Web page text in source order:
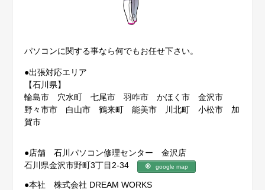
パソコンに関する事なら何でもお任せ下さい。
●出張対応エリア
【石川県】
輪島市 穴水町 七尾市 羽咋市 かほく市 金沢市
野々市市 白山市 鶴来町 能美市 川北町 小松市 加
賀市
●店舗 石川パソコン修理センター 金沢店
石川県金沢市野町3丁目2-34
google map
●本社 株式会社 DREAM WORKS